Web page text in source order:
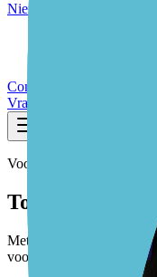
Nieuws
Contact
Vraag een intake aan
Voor cursisten
Toetsen
Met toetsen brengen we
voortgang bij, zodat je